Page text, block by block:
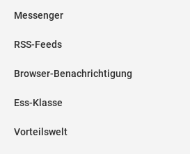
Messenger
RSS-Feeds
Browser-Benachrichtigung
Ess-Klasse
Vorteilswelt